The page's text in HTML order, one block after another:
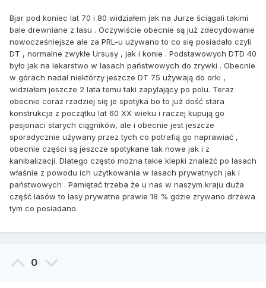
Bjar pod koniec lat 70 i 80 widziałem jak na Jurze ściągali takimi
bale drewniane z lasu . Oczywiście obecnie są już zdecydowanie
nowocześniejsze ale za PRL-u używano to co się posiadało czyli
DT , normalne zwykłe Ursusy , jak i konie . Podstawowych DTD 40
było jak na lekarstwo w lasach państwowych do zrywki . Obecnie
w górach nadal niektórzy jeszcze DT 75 używają do orki ,
widziałem jeszcze 2 lata temu taki zapylający po polu. Teraz
obecnie coraz rzadziej się je spotyka bo to już dość stara
konstrukcja z początku lat 60 XX wieku i raczej kupują go
pasjonaci starych ciągników, ale i obecnie jest jeszcze
sporadycznie używany przez tych co potrafią go naprawiać ,
obecnie części są jeszcze spotykane tak nowe jak i z
kanibalizacji. Dlatego często można takie klepki znaleźć po lasach
właśnie z powodu ich użytkowania w lasach prywatnych jak i
państwowych . Pamiętać trzeba że u nas w naszym kraju duża
część lasów to lasy prywatne prawie 18 % gdzie zrywano drzewa
tym co posiadano.
0